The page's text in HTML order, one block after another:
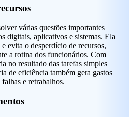
várias questões importantes
digitais, aplicativos e sistemas. Ela
evita o desperdício de recursos,
a rotina dos funcionários. Com
no resultado das tarefas simples
de eficiência também gera gastos
e retrabalhos.